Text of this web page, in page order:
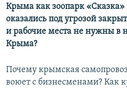
Крыма как зоопарк «Сказка»
оказались под угрозой
и рабочие места не нужны в
Крыма?
Почему крымская
воюет с бизнесменами? Как